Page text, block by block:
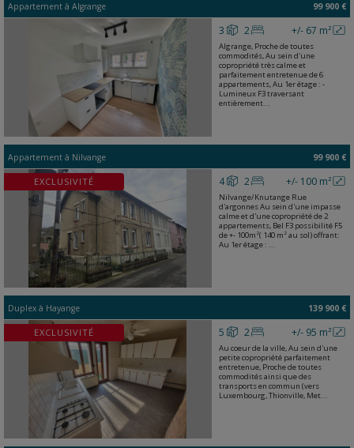
Appartement à Algrange 99 900 €
+/- 67 m²
3 2
Algrange, Proche de toutes
commodités, Au sein d'une
copropriété très calme et
parfaitement entretenue de 6
appartements, Au 1er étage : -
Lumineux F3 traversant
entièrement...
Appartement à Nilvange 99 900 €
EXCLUSIVITÉ +/- 100 m²
4 2
Nilvange/Knutange Rue
d'argonnes Au sein d'une impasse
calme et d'une copropriété de 2
appartements, Bel F3 possibilité F5
de +- 100m²( 140 m² au sol) offrant:
Au 1er étage : ...
Duplex à Hayange 139 900 €
EXCLUSIVITÉ +/- 95 m²
5 2
Au coeur de la ville, Au sein d'une
petite copropriété parfaitement
entretenue, Proche de toutes
commodités ainsi que des
transports en commun (vers
Luxembourg, Thionville, Met...